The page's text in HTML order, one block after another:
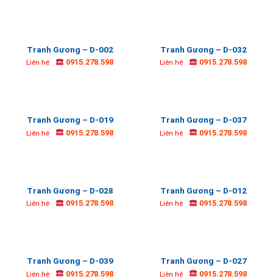
Tranh Gương – D-002
Liên hệ 0915.278.598
Tranh Gương – D-032
Liên hệ 0915.278.598
Tranh Gương – D-019
Liên hệ 0915.278.598
Tranh Gương – D-037
Liên hệ 0915.278.598
Tranh Gương – D-028
Liên hệ 0915.278.598
Tranh Gương – D-012
Liên hệ 0915.278.598
Tranh Gương – D-039
Liên hệ 0915.278.598
Tranh Gương – D-027
Liên hệ 0915.278.598